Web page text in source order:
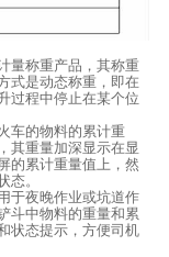
量称重产品，其称重
式是动态称重，即在
过程中停止在某个位
车的物料的累计重
其重量加深显示在显
的累计重量值上，然
态。
于夜晚作业或坑道作
斗中物料的重量和累
状态提示，方便司机